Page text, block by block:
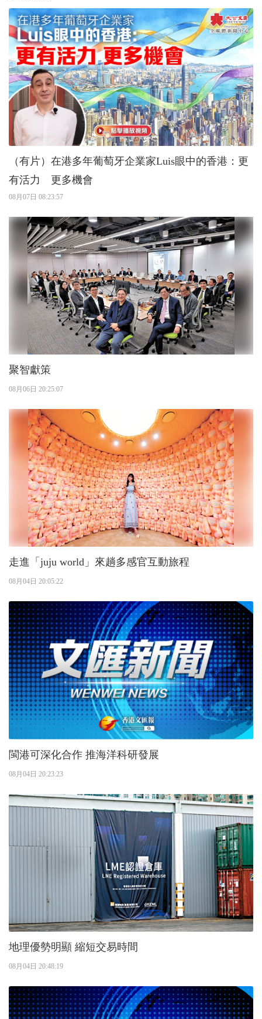
（有片）在港多年葡萄牙企業家Luis眼中的香港：更
有活力 更多機會
08月07日 08:23:57
聚智獻策
08月06日 20:25:07
走進「juju world」來趟多感官互動旅程
08月04日 20:05:22
閩港可深化合作 推海洋科研發展
08月04日 20:23:23
地理優勢明顯 縮短交易時間
08月04日 20:48:19